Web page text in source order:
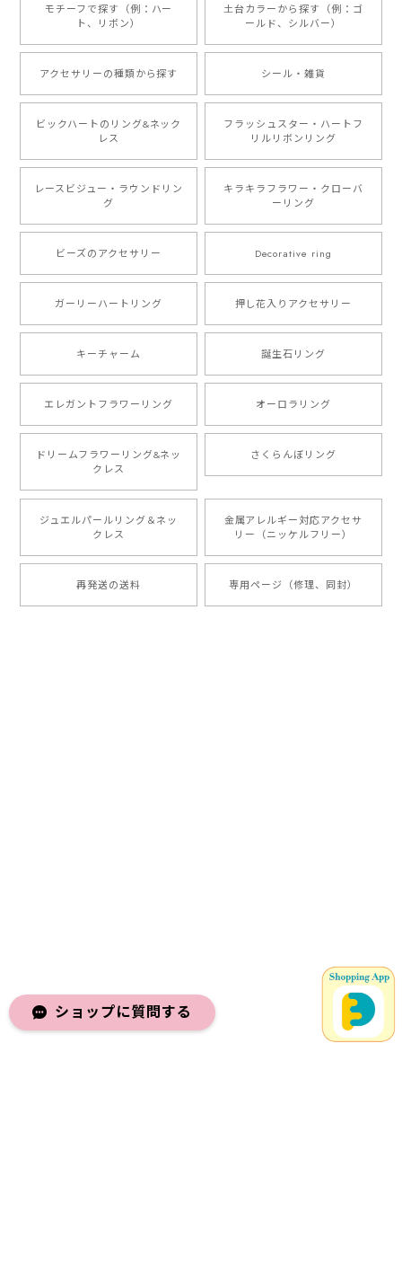
モチーフで探す（例：ハー
ト、リボン）
土台カラーから探す（例：ゴ
ールド、シルバー）
アクセサリーの種類から探す シール・雑貨
ビックハートのリング&ネック
レス
フラッシュスター・ハートフ
リルリボンリング
レースビジュー・ラウンドリン
グ
キラキラフラワー・クローバ
ーリング
ビーズのアクセサリー Decorative ring
ガーリーハートリング 押し花入りアクセサリー
キーチャーム 誕生石リング
エレガントフラワーリング オーロラリング
ドリームフラワーリング&ネッ
クレス
さくらんぼリング
ジュエルパールリング＆ネッ
クレス
金属アレルギー対応アクセサ
リー（ニッケルフリー）
再発送の送料 専用ページ（修理、同封）
ショップに質問する